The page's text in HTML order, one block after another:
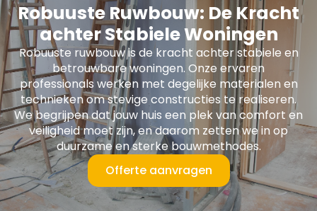
Robuuste Ruwbouw: De Kracht
achter Stabiele Woningen
Robuuste ruwbouw is de kracht achter stabiele en
betrouwbare woningen. Onze ervaren
professionals werken met degelijke materialen en
technieken om stevige constructies te realiseren.
We begrijpen dat jouw huis een plek van comfort en
veiligheid moet zijn, en daarom zetten we in op
duurzame en sterke bouwmethodes.
Offerte aanvragen